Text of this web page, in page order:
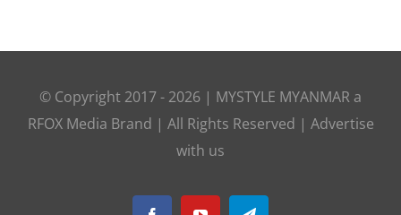
© Copyright 2017 - 2026 | MYSTYLE MYANMAR a
RFOX Media Brand | All Rights Reserved | Advertise
with us